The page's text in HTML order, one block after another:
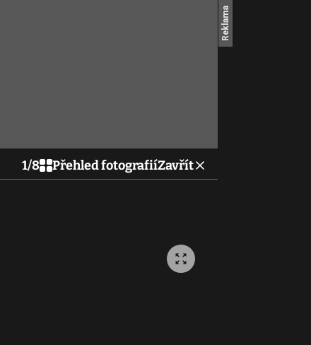
1/8 Přehled fotografiíZavřít